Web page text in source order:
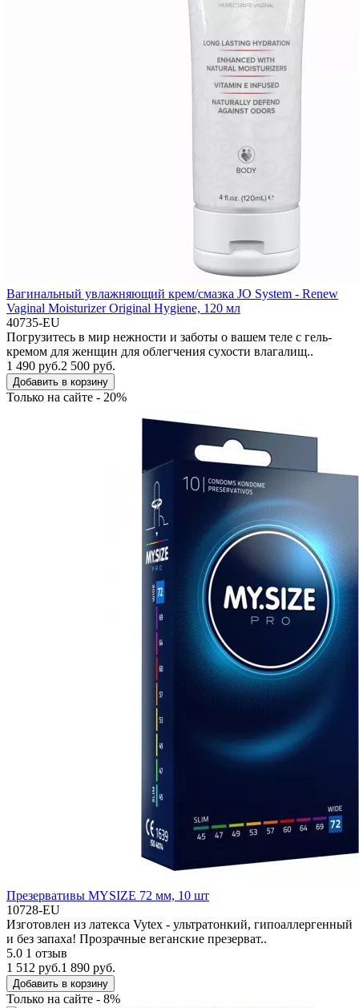
Вагинальный увлажняющий крем/смазка JO System - Renew
Vaginal Moisturizer Original Hygiene, 120 мл
40735-EU
Погрузитесь в мир нежности и заботы о вашем теле с гель-
кремом для женщин для облегчения сухости влагалищ..
1 490 руб.2 500 руб.
Добавить в корзину
Только на сайте - 20%
Презервативы MYSIZE 72 мм, 10 шт
10728-EU
Изготовлен из латекса Vytex - ультратонкий, гипоаллергенный
и без запаха! Прозрачные веганские презерват..
5.0 1 отзыв
1 512 руб.1 890 руб.
Добавить в корзину
Только на сайте - 8%